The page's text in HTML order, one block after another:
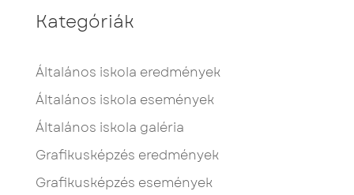
Kategóriák
Általános iskola eredmények
Általános iskola események
Általános iskola galéria
Grafikusképzés eredmények
Grafikusképzés események